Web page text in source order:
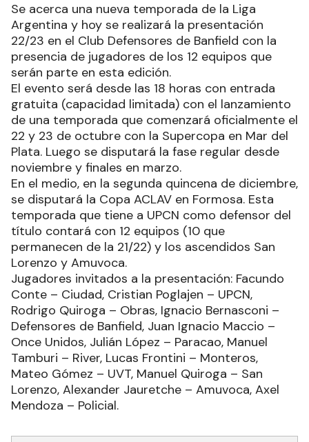
Se acerca una nueva temporada de la Liga
Argentina y hoy se realizará la presentación
22/23 en el Club Defensores de Banfield con la
presencia de jugadores de los 12 equipos que
serán parte en esta edición.
El evento será desde las 18 horas con entrada
gratuita (capacidad limitada) con el lanzamiento
de una temporada que comenzará oficialmente el
22 y 23 de octubre con la Supercopa en Mar del
Plata. Luego se disputará la fase regular desde
noviembre y finales en marzo.
En el medio, en la segunda quincena de diciembre,
se disputará la Copa ACLAV en Formosa. Esta
temporada que tiene a UPCN como defensor del
título contará con 12 equipos (10 que
permanecen de la 21/22) y los ascendidos San
Lorenzo y Amuvoca.
Jugadores invitados a la presentación: Facundo
Conte – Ciudad, Cristian Poglajen – UPCN,
Rodrigo Quiroga – Obras, Ignacio Bernasconi –
Defensores de Banfield, Juan Ignacio Maccio –
Once Unidos, Julián López – Paracao, Manuel
Tamburi – River, Lucas Frontini – Monteros,
Mateo Gómez – UVT, Manuel Quiroga – San
Lorenzo, Alexander Jauretche – Amuvoca, Axel
Mendoza – Policial.